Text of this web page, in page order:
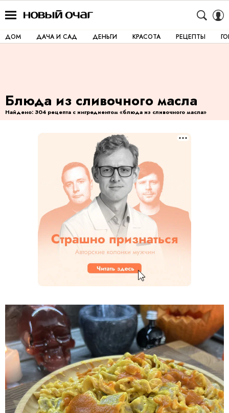
ДОМ ДАЧА И САД ДЕНЬГИ КРАСОТА РЕЦЕПТЫ
Блюда из сливочного масла
Найдено: 304 рецепта с ингредиентом «блюда из сливочного масла»